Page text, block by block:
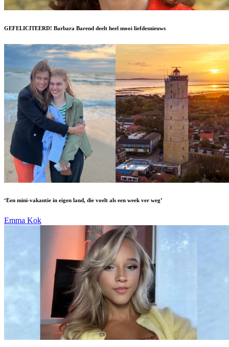
GEFELICITEERD! Barbara Barend deelt heel mooi liefdesnieuws
‘Een mini-vakantie in eigen land, die voelt als een week ver weg’
Emma Kok